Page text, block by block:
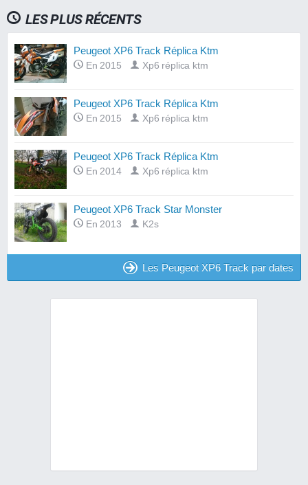
LES PLUS RÉCENTS
Peugeot XP6 Track Réplica Ktm
En 2015 Xp6 réplica ktm
Peugeot XP6 Track Réplica Ktm
En 2015 Xp6 réplica ktm
Peugeot XP6 Track Réplica Ktm
En 2014 Xp6 réplica ktm
Peugeot XP6 Track Star Monster
En 2013 K2s
Les Peugeot XP6 Track par dates